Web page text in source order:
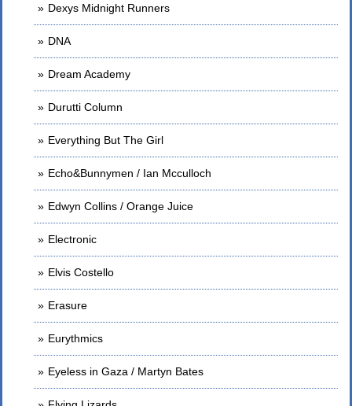
Dexys Midnight Runners
DNA
Dream Academy
Durutti Column
Everything But The Girl
Echo&Bunnymen / Ian Mcculloch
Edwyn Collins / Orange Juice
Electronic
Elvis Costello
Erasure
Eurythmics
Eyeless in Gaza / Martyn Bates